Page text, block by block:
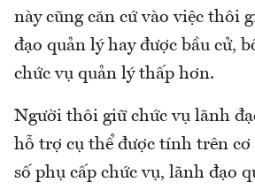
này cũng căn cứ vào việc thôi
đạo quản lý hay được bầu cử,
chức vụ quản lý thấp hơn.
Người thôi giữ chức vụ lãnh
hỗ trợ cụ thể được tính trên cơ
số phụ cấp chức vụ, lãnh đạo